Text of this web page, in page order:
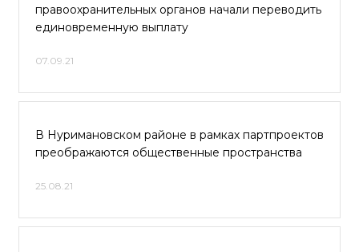
правоохранительных органов начали переводить
единовременную выплату
07.09.21
В Нуримановском районе в рамках партпроектов
преображаются общественные пространства
25.08.21